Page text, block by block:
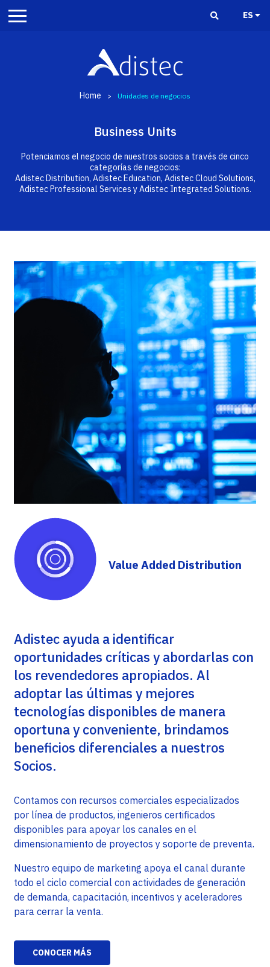
ES
Home > Unidades de negocios
Business Units
Potenciamos el negocio de nuestros socios a través de cinco
categorías de negocios:
Adistec Distribution, Adistec Education, Adistec Cloud Solutions,
Adistec Professional Services y Adistec Integrated Solutions.
Value Added Distribution
Adistec ayuda a identificar
oportunidades críticas y abordarlas con
los revendedores apropiados. Al
adoptar las últimas y mejores
tecnologías disponibles de manera
oportuna y conveniente, brindamos
beneficios diferenciales a nuestros
Socios.
Contamos con recursos comerciales especializados
por línea de productos, ingenieros certificados
disponibles para apoyar los canales en el
dimensionamiento de proyectos y soporte de preventa.
Nuestro equipo de marketing apoya el canal durante
todo el ciclo comercial con actividades de generación
de demanda, capacitación, incentivos y aceleradores
para cerrar la venta.
CONOCER MÁS